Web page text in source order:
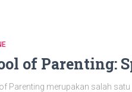
of Parenting:
Parenting merupakan salah